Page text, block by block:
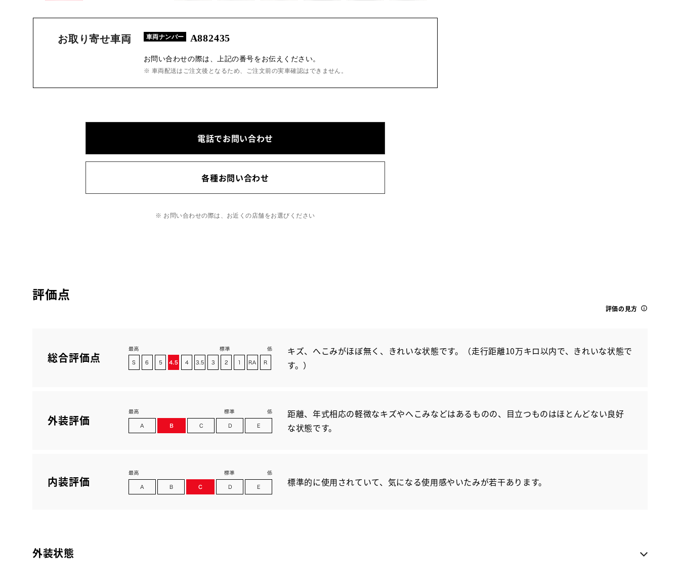
お取り寄せ車両 車両ナンバー A882435
お問い合わせの際は、上記の番号をお伝えください。
※ 車両配送はご注文後となるため、ご注文前の実車確認はできません。
電話でお問い合わせ
各種お問い合わせ
※ お問い合わせの際は、お近くの店舗をお選びください
評価点
評価の見方
総合評価点
キズ、へこみがほぼ無く、きれいな状態です。（走行距離10万キロ以内で、きれいな状態で
す。）
外装評価
距離、年式相応の軽微なキズやへこみなどはあるものの、目立つものはほとんどない良好
な状態です。
内装評価 標準的に使用されていて、気になる使用感やいたみが若干あります。
外装状態